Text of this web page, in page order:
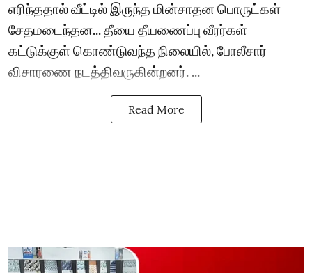
எரிந்ததால் வீட்டில் இருந்த மின்சாதன பொருட்கள்
சேதமடைந்தன... தீயை தீயணைப்பு வீரர்கள்
கட்டுக்குள் கொண்டுவந்த நிலையில், போலீசார்
விசாரணை நடத்திவருகின்றனர். ...
Read More